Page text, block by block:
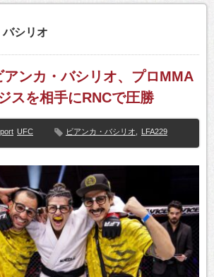
シリオ
アンカ・バシリオ、プロMMA
スを相手にRNCで圧勝
UFC ビアンカ・バシリオ LFA229